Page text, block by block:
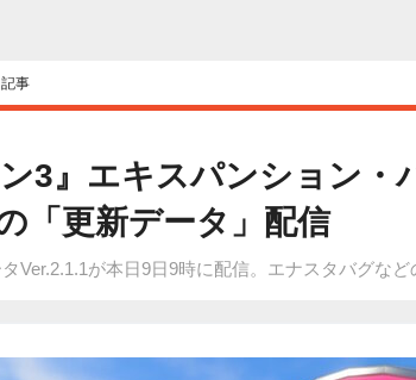
記事
ン3』エキスパンション
「更新データ」配信
Ver.2.1.1が本日9日9時に配信。エナスタバグなど